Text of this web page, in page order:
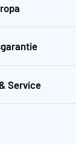
Service